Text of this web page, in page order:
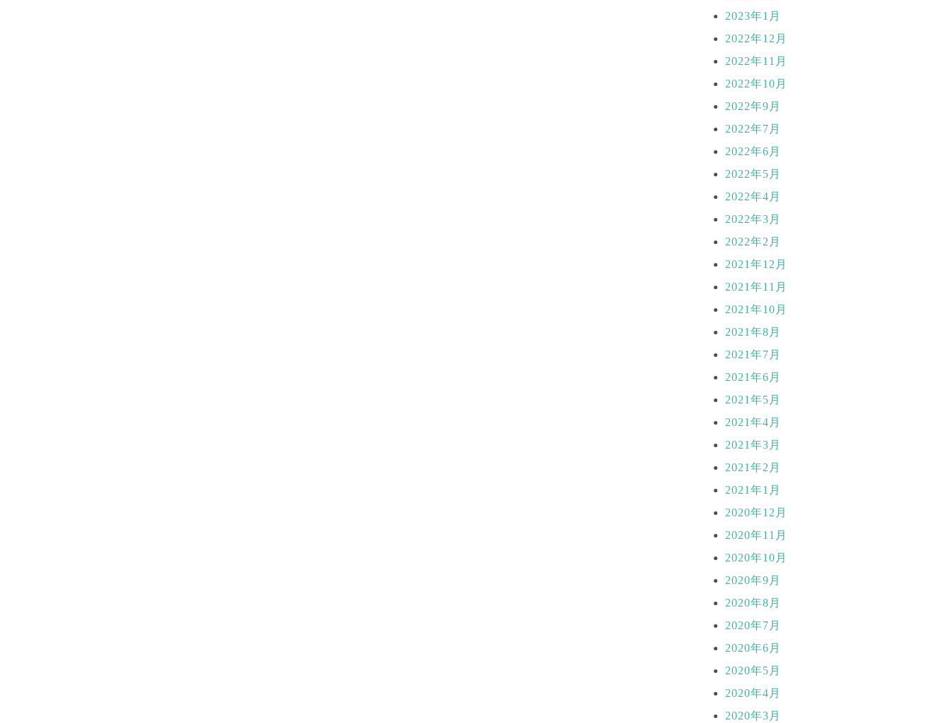
2023年1月
2022年12月
2022年11月
2022年10月
2022年9月
2022年7月
2022年6月
2022年5月
2022年4月
2022年3月
2022年2月
2021年12月
2021年11月
2021年10月
2021年8月
2021年7月
2021年6月
2021年5月
2021年4月
2021年3月
2021年2月
2021年1月
2020年12月
2020年11月
2020年10月
2020年9月
2020年8月
2020年7月
2020年6月
2020年5月
2020年4月
2020年3月